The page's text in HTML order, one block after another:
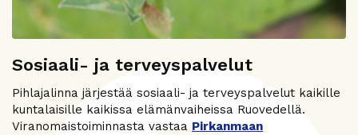
Sosiaali- ja terveyspalvelut
Pihlajalinna järjestää sosiaali- ja terveyspalvelut kaikille
kuntalaisille kaikissa elämänvaiheissa Ruovedellä.
Viranomaistoiminnasta vastaa Pirkanmaan